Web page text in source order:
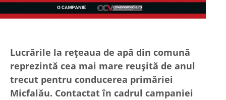
Lucrările la rețeaua de apă din comună
reprezintă cea mai mare reușită de anul
trecut pentru conducerea primăriei
Micfalău. Contactat în cadrul campaniei